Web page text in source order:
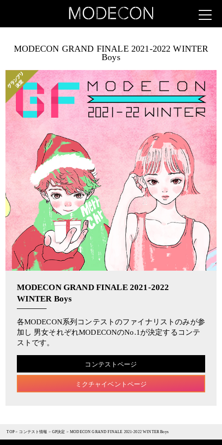
MODECON GRAND FINALE 2021-2022 WINTER
Boys
MODECON GRAND FINALE 2021-2022
WINTER Boys
各MODECON系列コンテストのファイナリストのみが参
加し 男女それぞれMODECONのNo.1が決定するコンテ
ストです。
コンテストページ
ミクチャイベントページ
TOP> コンテスト情報 >GP決定 >MODECON GRAND FINALE 2021-2022 WINTER Boys